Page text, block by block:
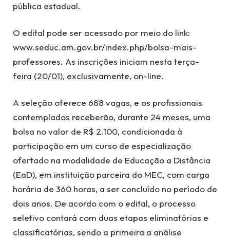
pública estadual.
O edital pode ser acessado por meio do link:
www.seduc.am.gov.br/index.php/bolsa-mais-
professores. As inscrições iniciam nesta terça-
feira (20/01), exclusivamente, on-line.
A seleção oferece 688 vagas, e os profissionais
contemplados receberão, durante 24 meses, uma
bolsa no valor de R$ 2.100, condicionada à
participação em um curso de especialização
ofertado na modalidade de Educação a Distância
(EaD), em instituição parceira do MEC, com carga
horária de 360 horas, a ser concluído no período de
dois anos. De acordo com o edital, o processo
seletivo contará com duas etapas eliminatórias e
classificatórias, sendo a primeira a análise